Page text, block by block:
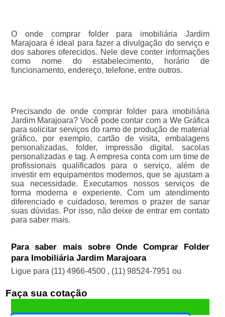
O onde comprar folder para imobiliária Jardim
Marajoara é ideal para fazer a divulgação do serviço e
dos sabores oferecidos. Nele deve conter informações
como nome do estabelecimento, horário de
funcionamento, endereço, telefone, entre outros.
Precisando de onde comprar folder para imobiliária
Jardim Marajoara? Você pode contar com a We Gráfica
para solicitar serviços do ramo de produção de material
gráfico, por exemplo, cartão de visita, embalagens
personalizadas, folder, impressão digital, sacolas
personalizadas e tag. A empresa conta com um time de
profissionais qualificados para o serviço, além de
investir em equipamentos modernos, que se ajustam a
sua necessidade. Executamos nossos serviços de
forma moderna e experiente. Com um atendimento
diferenciado e cuidadoso, teremos o prazer de sanar
suas dúvidas. Por isso, não deixe de entrar em contato
para saber mais.
Para saber mais sobre Onde Comprar Folder
para Imobiliária Jardim Marajoara
Ligue para (11) 4966-4500 , (11) 98524-7951 ou
Faça sua cotação